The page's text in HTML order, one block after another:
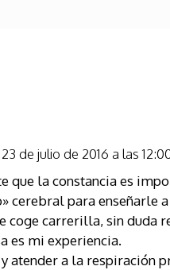
de julio de 2016 a las
que la constancia es
cerebral para enseñarle
coge carrerilla, sin duda
es mi experiencia.
atender a la respiración